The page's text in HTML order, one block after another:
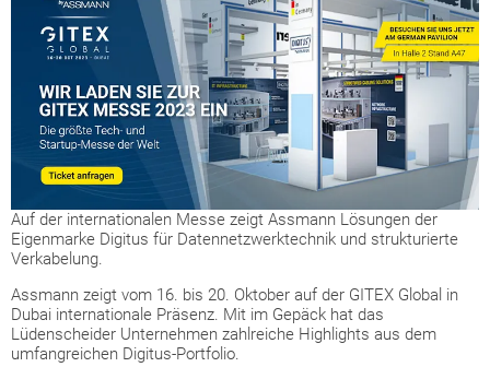
Auf der internationalen Messe zeigt Assmann Lösungen der
Eigenmarke Digitus für Datennetzwerktechnik und strukturierte
Verkabelung.
Assmann zeigt vom 16. bis 20. Oktober auf der GITEX Global in
Dubai internationale Präsenz. Mit im Gepäck hat das
Lüdenscheider Unternehmen zahlreiche Highlights aus dem
umfangreichen Digitus-Portfolio.